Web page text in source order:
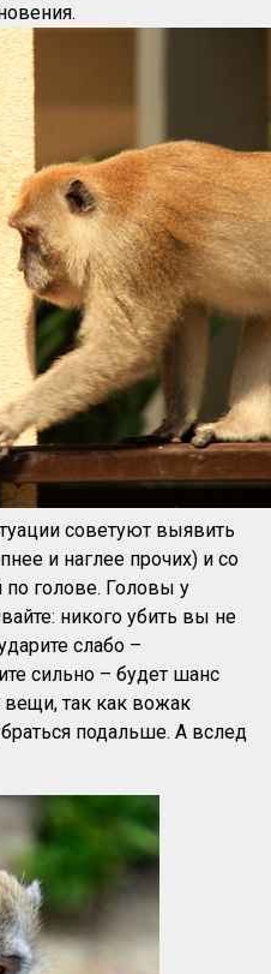
советуют выявить
и наглее прочих) и со
по голове. Головы у
никого убить вы не
слабо –
сильно – будет шанс
так как вожак
подальше. А вслед